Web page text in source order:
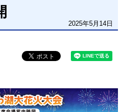
2025年5月14日